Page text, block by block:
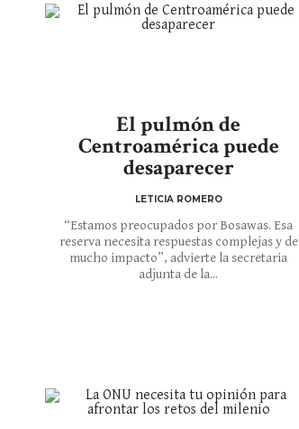
El pulmón de
Centroamérica puede
desaparecer
LETICIA ROMERO
“Estamos preocupados por Bosawas. Esa
reserva necesita respuestas complejas y de
mucho impacto”, advierte la secretaria
adjunta de la...